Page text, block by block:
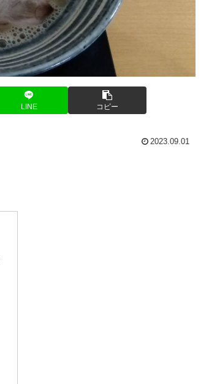
LINE コピー
2023.09.01